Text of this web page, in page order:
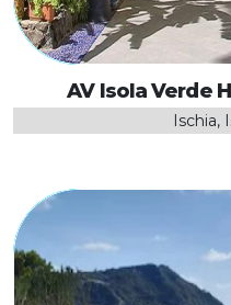
AV Isola Verde
Ischia,